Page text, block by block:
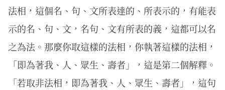
法相，這個名、句、文所表達的、所表示的，有能表
示的名、句、文，名句、文有所表的義，這都可以名
之為法。那麼你取這樣的法相，你執著這樣的法相，
「即為著我、人、眾生、壽者」，這是第二個解釋。
「若取非法相，即為著我、人、眾生、壽者」，這句